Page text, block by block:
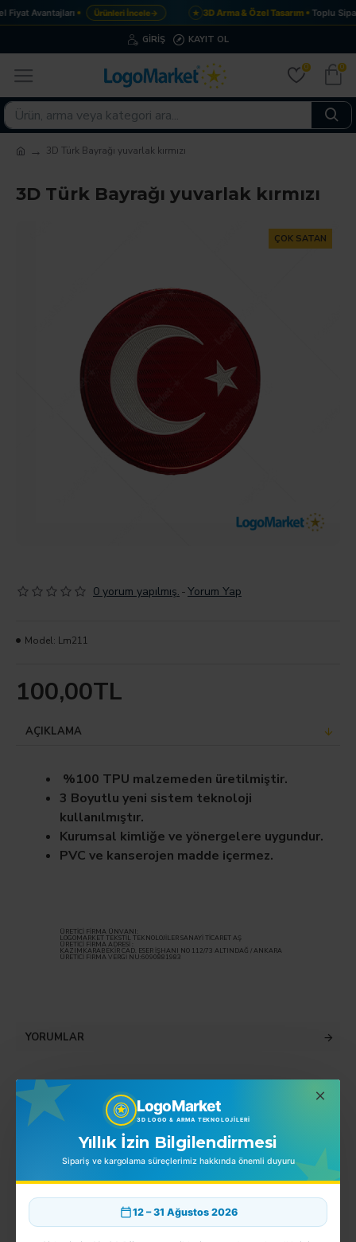
LogoMarket
3D LOGO & ARMA TEKNOLOJILERI
Yıllık İzin Bilgilendirmesi
Sipariş ve kargolama süreçlerimiz hakkında önemli duyuru
12 – 31 Ağustos 2026
Avantajları Ürünleri İncele→ ★ 3D Arma & Özel Tasarım Toplu
GIRIŞ KAYIT OL
0 0
3D Türk Bayrağı yuvarlak kırmızı
3D Türk Bayrağı yuvarlak kırmızı
ÇOK SATAN
0 yorum yapılmış. -Yorum Yap
100,00TL
Model: Lm211
AÇIKLAMA
%100 TPU malzemeden üretilmiştir.
3 Boyutlu yeni sistem teknoloji
kullanılmıştır.
Kurumsal kimliğe ve yönergelere uygundur.
PVC ve kanserojen madde içermez.
ÜRETİCİ FİRMA ÜNVANI:
LOGOMARKET TEKSTİL TEKNOLOJİLER SANAYİ TİCARET AŞ
ÜRETİCİ FİRMA ADRESİ :
KAZIMKARABEKİR CAD. ESER İŞHANI NO 112/73 ALTINDAĞ / ANKARA
ÜRETİCİ FİRMA VERGİ NU:6090881983
YORUMLAR
EN ÇOK SATINLANLAR